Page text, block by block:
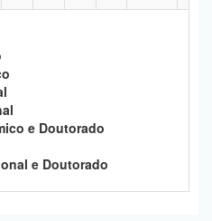
e Doutorado
e Doutorado